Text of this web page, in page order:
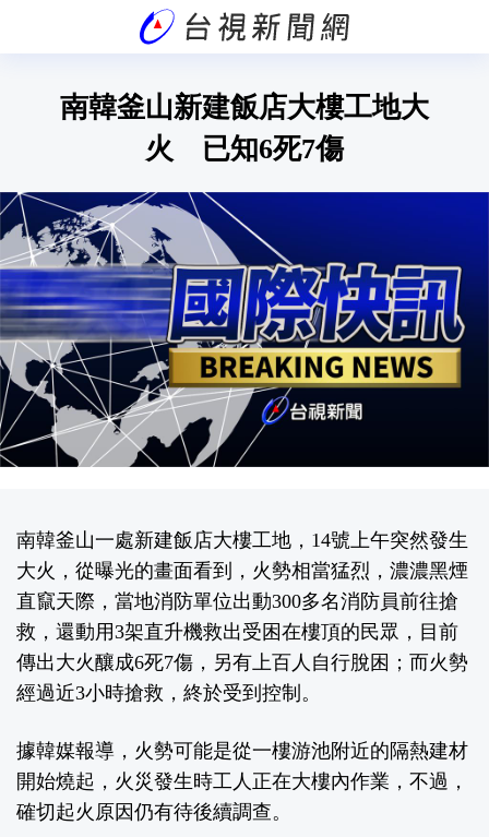
南韓釜山新建飯店大樓工地大
火 已知6死7傷
南韓釜山一處新建飯店大樓工地，14號上午突然發生
大火， 從曝光的畫面看到，火勢相當猛烈，濃濃黑煙
直竄天際，當地消防單位出動300多名消防員前往搶
救，還動用3架直升機救出受困在樓頂的民眾，目前
傳出大火釀成6死7傷，另有上百人自行脫困；而火勢
經過近3小時搶救，終於受到控制。
據韓媒報導，火勢可能是從一樓游池附近的隔熱建材
開始燒起，火災發生時工人正在大樓內作業，不過，
確切起火原因仍有待後續調查。